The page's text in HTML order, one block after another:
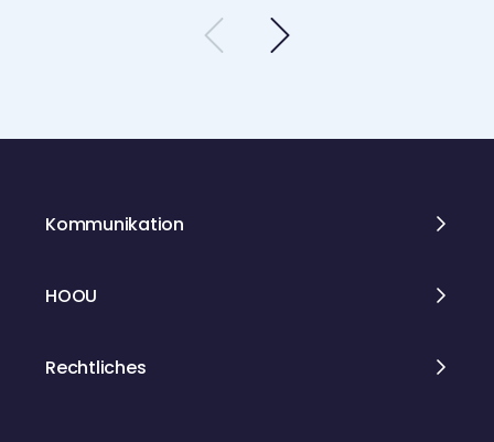
dahin geführt hat, wo sie auch anders
hätten abbiegen können. Wir würden
direkt dort, wo ihr Podcasts hört, oder
https://www.hamburgwaswillstduwiss
en.de
Kommunikation
HOOU
Rechtliches